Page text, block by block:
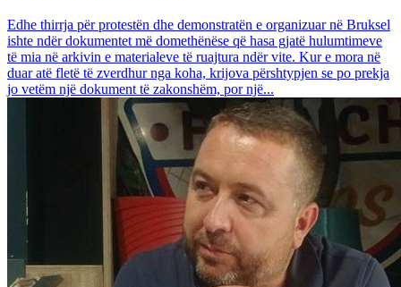
Edhe thirrja për protestën dhe demonstratën e organizuar në Bruksel
ishte ndër dokumentet më domethënëse që hasa gjatë hulumtimeve
të mia në arkivin e materialeve të ruajtura ndër vite. Kur e mora në
duar atë fletë të zverdhur nga koha, krijova përshtypjen se po prekja
jo vetëm një dokument të zakonshëm, por një...